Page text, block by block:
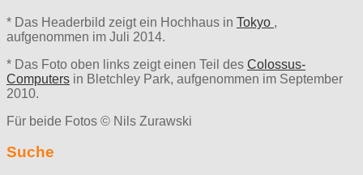
* Das Headerbild zeigt ein Hochhaus in Tokyo ,
aufgenommen im Juli 2014.
* Das Foto oben links zeigt einen Teil des Colossus-
Computers in Bletchley Park, aufgenommen im September
2010.
Für beide Fotos © Nils Zurawski
Suche